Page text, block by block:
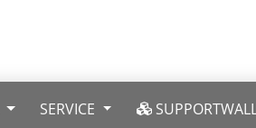
SERVICE